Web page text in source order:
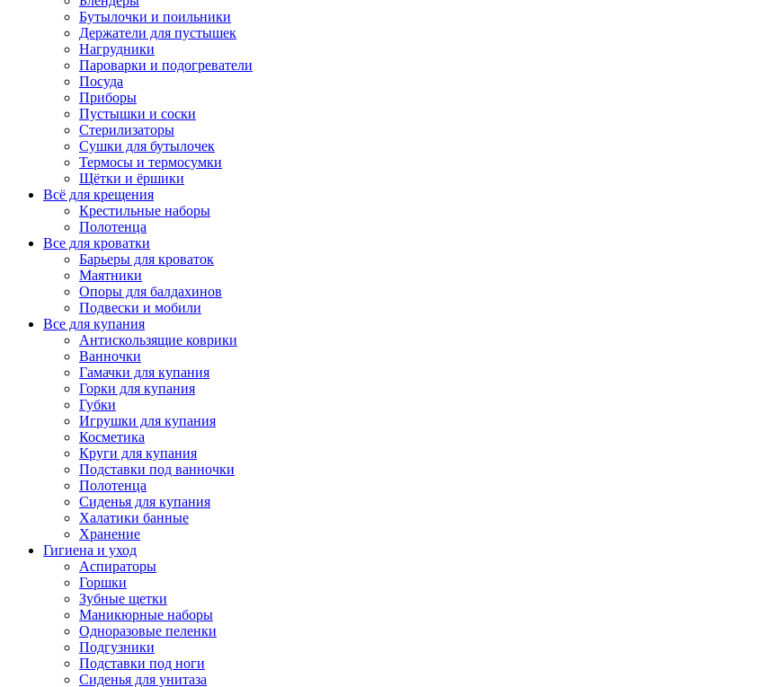
Бутылочки и поильники
Держатели для пустышек
Нагрудники
Пароварки и подогреватели
Посуда
Приборы
Пустышки и соски
Стерилизаторы
Сушки для бутылочек
Термосы и термосумки
Щётки и ёршики
Всё для крещения
Крестильные наборы
Полотенца
Все для кроватки
Барьеры для кроваток
Маятники
Опоры для балдахинов
Подвески и мобили
Все для купания
Антискользящие коврики
Ванночки
Гамачки для купания
Горки для купания
Губки
Игрушки для купания
Косметика
Круги для купания
Подставки под ванночки
Полотенца
Сиденья для купания
Халатики банные
Хранение
Гигиена и уход
Аспираторы
Горшки
Зубные щетки
Маникюрные наборы
Одноразовые пеленки
Подгузники
Подставки под ноги
Сиденья для унитаза